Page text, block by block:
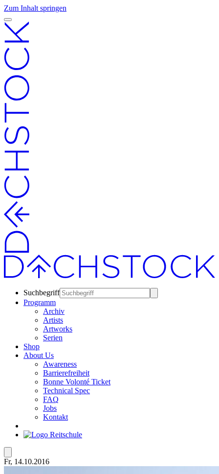
Zum Inhalt springen
Suchbegriff
Programm
Archiv
Artists
Artworks
Serien
Shop
About Us
Awareness
Barrierefreiheit
Bonne Volonté Ticket
Technical Spec
FAQ
Jobs
Kontakt
Fr, 14.10.2016